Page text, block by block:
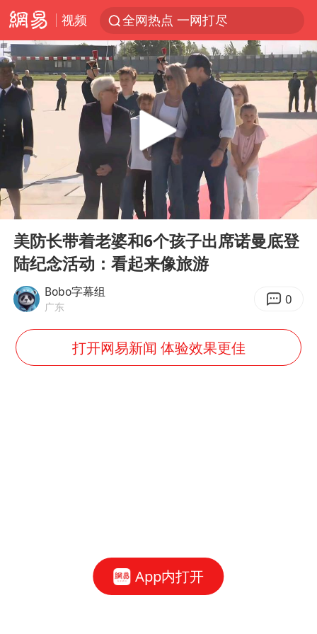
视频 全网热点 一网打尽
Play
00:00
美防长带着老婆和6个孩子出席诺曼底登
陆纪念活动：看起来像旅游
Bobo字幕组
广东 0
打开网易新闻 体验效果更佳
App内打开